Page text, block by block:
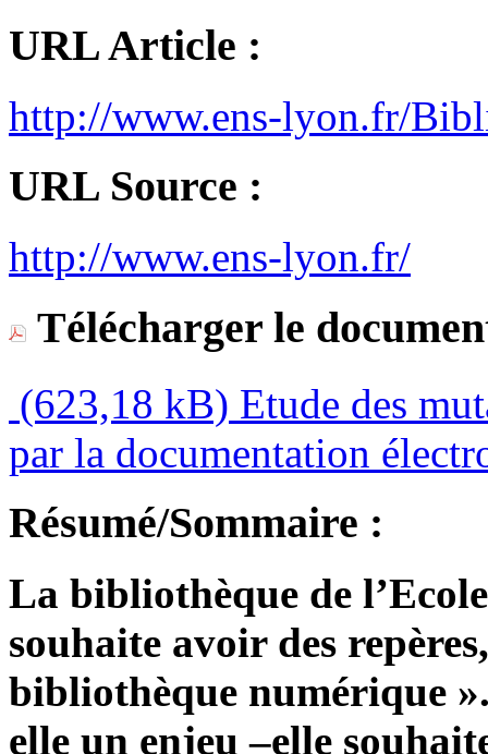
URL Article :
http://www.ens-lyon.fr/
URL Source :
http://www.ens-lyon.fr/
Télécharger le
(623,18 kB) Etude des
par la documentation
Résumé/Sommaire :
La bibliothèque de
souhaite avoir des
bibliothèque numérique
elle un enjeu –elle